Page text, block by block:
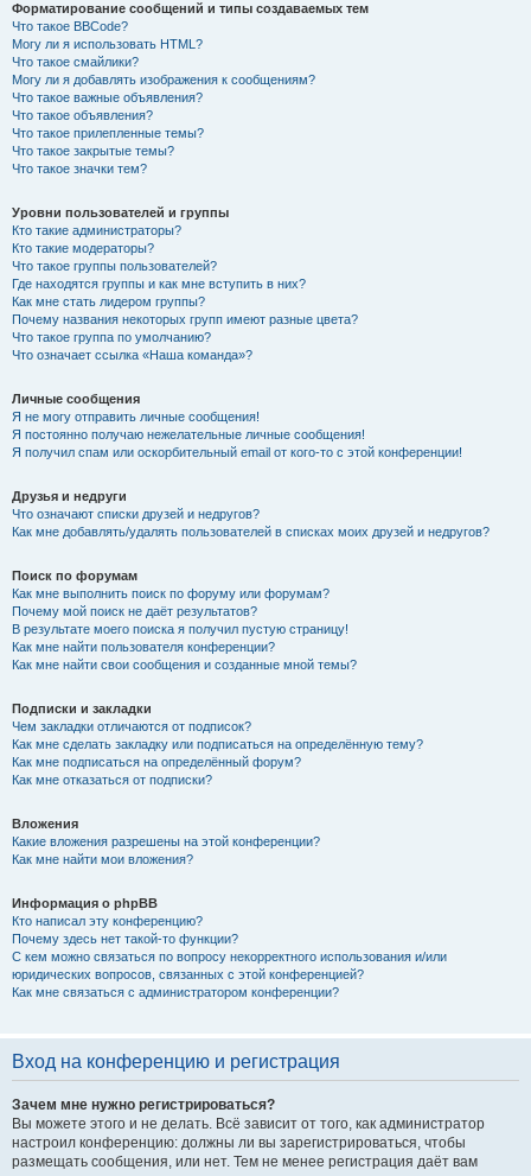
Форматирование сообщений и типы создаваемых тем
Что такое BBCode?
Могу ли я использовать HTML?
Что такое смайлики?
Могу ли я добавлять изображения к сообщениям?
Что такое важные объявления?
Что такое объявления?
Что такое прилепленные темы?
Что такое закрытые темы?
Что такое значки тем?
Уровни пользователей и группы
Кто такие администраторы?
Кто такие модераторы?
Что такое группы пользователей?
Где находятся группы и как мне вступить в них?
Как мне стать лидером группы?
Почему названия некоторых групп имеют разные цвета?
Что такое группа по умолчанию?
Что означает ссылка «Наша команда»?
Личные сообщения
Я не могу отправить личные сообщения!
Я постоянно получаю нежелательные личные сообщения!
Я получил спам или оскорбительный email от кого-то с этой конференции!
Друзья и недруги
Что означают списки друзей и недругов?
Как мне добавлять/удалять пользователей в списках моих друзей и недругов?
Поиск по форумам
Как мне выполнить поиск по форуму или форумам?
Почему мой поиск не даёт результатов?
В результате моего поиска я получил пустую страницу!
Как мне найти пользователя конференции?
Как мне найти свои сообщения и созданные мной темы?
Подписки и закладки
Чем закладки отличаются от подписок?
Как мне сделать закладку или подписаться на определённую тему?
Как мне подписаться на определённый форум?
Как мне отказаться от подписки?
Вложения
Какие вложения разрешены на этой конференции?
Как мне найти мои вложения?
Информация о phpBB
Кто написал эту конференцию?
Почему здесь нет такой-то функции?
С кем можно связаться по вопросу некорректного использования и/или
юридических вопросов, связанных с этой конференцией?
Как мне связаться с администратором конференции?
Вход на конференцию и регистрация
Зачем мне нужно регистрироваться?
Вы можете этого и не делать. Всё зависит от того, как администратор
настроил конференцию: должны ли вы зарегистрироваться, чтобы
размещать сообщения, или нет. Тем не менее регистрация даёт вам